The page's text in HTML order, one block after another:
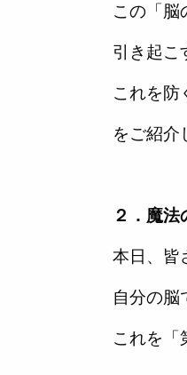
この「脳
引き起こ
これを防
をご紹介
２．魔法
本日、皆
自分の脳
これを「